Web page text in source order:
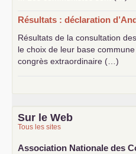
Résultats : déclaration
Résultats de la consultation
le choix de leur base
congrès extraordinaire (…)
Sur le Web
Tous les sites
Association Nationale des